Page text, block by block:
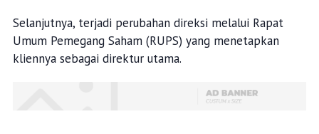
Selanjutnya, terjadi perubahan direksi melalui Rapat
Umum Pemegang Saham (RUPS) yang menetapkan
kliennya sebagai direktur utama.